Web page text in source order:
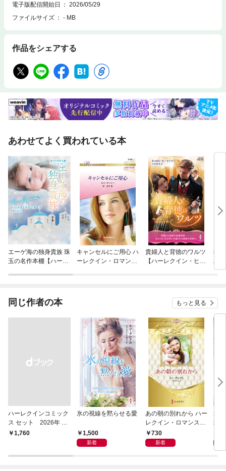
る作品のハーレクイン・プレゼンツ作家シリーズ別冊版となります。 ご購
入の際は十分ご注意ください。
電子版配信開始日
2026/05/29
ファイルサイズ
- MB
作品をシェアする
あわせてよく買われている本
エーゲ海の独身貴族 珠
玉の名作本棚【ハーレ
キャンセルにご用心 ハ
ーレクイン・ロマンス
貴婦人と背徳のワルツ
【ハーレクイン・ヒス
秘
ハ
ス
同じ作者の本 もっと見る
ハーレクインコミック
ス セット 2026年 vo
l.1213
￥1,760
氷の視線を黙らせる愛
1,500
新着
あの朝の別れから ハー
レクイン・ロマンス・
プレミアム～リン・グ
レアム・ベスト・セレ
730
新着
逃
珠